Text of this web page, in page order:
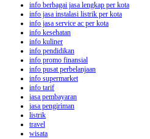
info berbagai jasa lengkap per kota
info jasa instalasi listrik per kota
info jasa service ac per kota
info kesehatan
info kuliner
info pendidikan
info promo finansial
info pusat perbelanjaan
info supermarket
info tarif
jasa pembayaran
jasa pengiriman
listrik
travel
wisata